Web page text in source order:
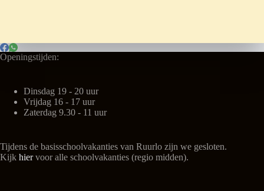
Openingstijden:
Dinsdag 19 - 20 uur
Vrijdag 16 - 17 uur
Zaterdag 9.30 - 11 uur
Tijdens de basisschoolvakanties van Ruurlo zijn we gesloten.
Kijk hiervoor alle schoolvakanties (regio midden).